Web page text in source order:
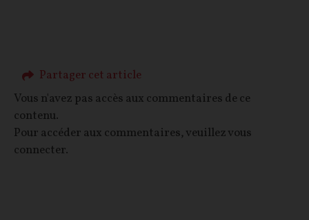
Partager cet article
Vous n'avez pas accès aux commentaires de ce
contenu.
Pour accéder aux commentaires, veuillez vous
connecter.